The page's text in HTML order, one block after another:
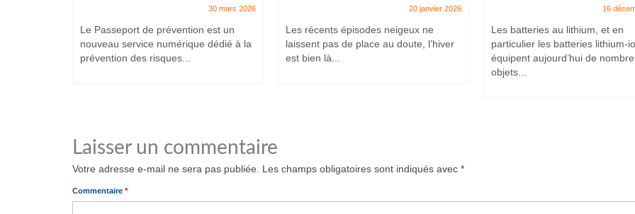
30 mars 2026
Le Passeport de prévention est un
nouveau service numérique dédié à la
prévention des risques...
20 janvier 2026
Les récents épisodes neigeux ne
laissent pas de place au doute, l’hiver
est bien là...
16
Les batteries au lithium, et en
particulier les batteries lithium-
équipent aujourd’hui de
objets...
Laisser un commentaire
Votre adresse e-mail ne sera pas publiée. Les champs obligatoires sont indiqués avec *
Commentaire *